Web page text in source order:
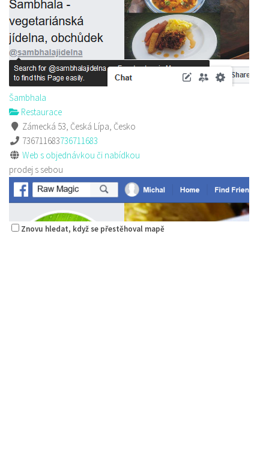
Šambhala
Restaurace
Zámecká 53, Česká Lípa, Česko
736711683736711683
Web s objednávkou či nabídkou
prodej s sebou
Znovu hledat, když se přestěhoval mapě